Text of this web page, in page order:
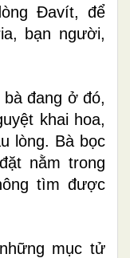
Ðavít, để
bạn người,
đang ở đó,
khai hoa,
lòng. Bà bọc
nằm trong
tìm được
mục tử